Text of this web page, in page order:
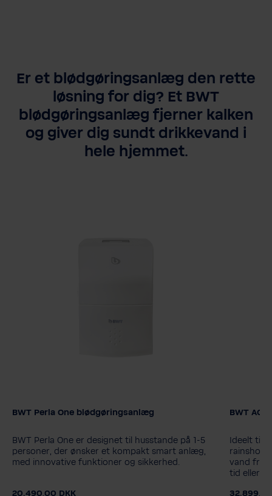
Er et blødgøringsanlæg den rette
løsning for dig? Et BWT
blødgøringsanlæg fjerner kalken
og giver dig sundt drikkevand i
hele hjemmet.
Tilkøb installationssæt til blødgøringsanlæg
Ja tak, jeg ønsker at tilføje et
installationssæt
BWT Perla One blødgøringsanlæg
BWT Perla One er designet til husstande på 1-5
personer, der ønsker et kompakt smart anlæg,
med innovative funktioner og sikkerhed.
20.490,00 DKK
Tilkøb
Ja tak,
BWT
Ideelt til
vand fra
tid eller i